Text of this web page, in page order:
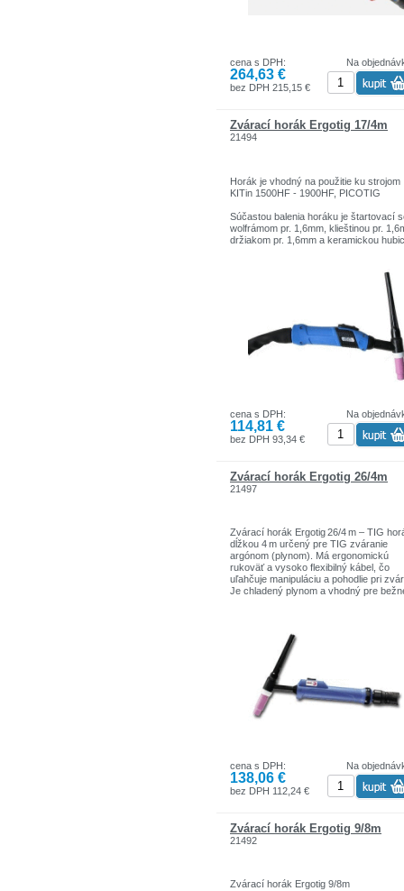
Na
cena s DPH:
264,63 €
bez DPH 215,15 €
Zvárací horák Ergotig 17/4m
21494
Horák je vhodný na použitie ku strojom
KITin 1500HF - 1900HF, PICOTIG
Súčastou balenia horáku je štartovací
wolfrámom pr. 1,6mm, klieštinou pr.
držiakom pr. 1,6mm a keramickou
Zvárací horák SR-P 17 sa vyznačuje
predovšetkýmnasledovnými
vypínačom, volitelné taktiež dodanie s
potenciometrom- káblové vedenie s
otočnou ochranou proti zlomeniu-
flexibilný mono káblová verzia- tienený
ovládací vodič
pre dlkšiu životnosť a pre ľahkú
pri zváraní.Možnosť pripojiť na
typ konektoru váračky (prosím v
Na
cena s DPH:
114,81 €
bez DPH 93,34 €
Zvárací horák Ergotig 26/4m
21497
Zvárací horák Ergotig 26/4 m – TIG
dĺžkou 4 m určený pre TIG zváranie
argónom (plynom). Má ergonomickú
rukoväť a vysoko flexibilný kábel, čo
uľahčuje manipuláciu a pohodlie pri
Je chladený plynom a vhodný pre
Na
cena s DPH:
138,06 €
bez DPH 112,24 €
Zvárací horák Ergotig 9/8m
21492
Zvárací horák Ergotig 9/8m